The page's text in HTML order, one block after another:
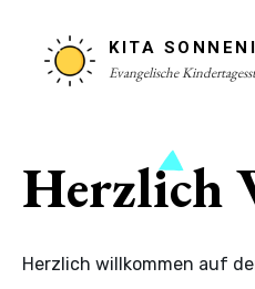
KITA
Evangelische
Herzlich
Herzlich willkommen auf